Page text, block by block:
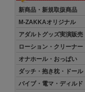
新商品・新規取扱商品
M-ZAKKAオリジナル
アダルトグッズ実演販売
ローション・クリーナー
オナホール・おっぱい
ダッチ・抱き枕・ドール
バイブ・電マ・ディルド